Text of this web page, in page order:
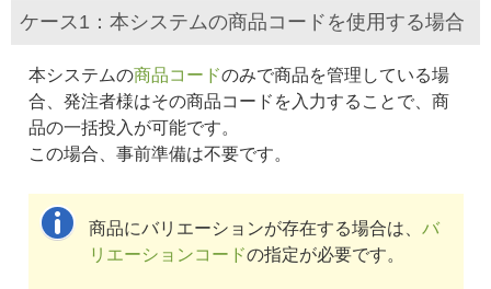
ケース1：本システムの商品コードを使用する場合
本システムの商品コードのみで商品を管理している場
合、発注者様はその商品コードを入力することで、商
品の一括投入が可能です。
この場合、事前準備は不要です。
商品にバリエーションが存在する場合は、 バ
リエーションコードの指定が必要です。